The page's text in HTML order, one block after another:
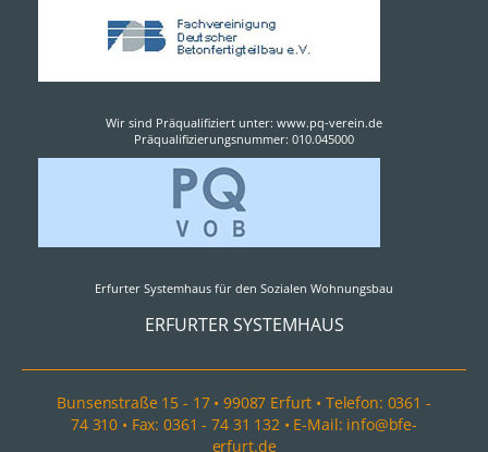
Wir sind Präqualifiziert unter: www.pq-verein.de
Präqualifizierungsnummer: 010.045000
Erfurter Systemhaus für den Sozialen Wohnungsbau
ERFURTER SYSTEMHAUS
Bunsenstraße 15 - 17 • 99087 Erfurt • Telefon: 0361 -
74 310 • Fax: 0361 - 74 31 132 • E-Mail: info@bfe-
erfurt.de